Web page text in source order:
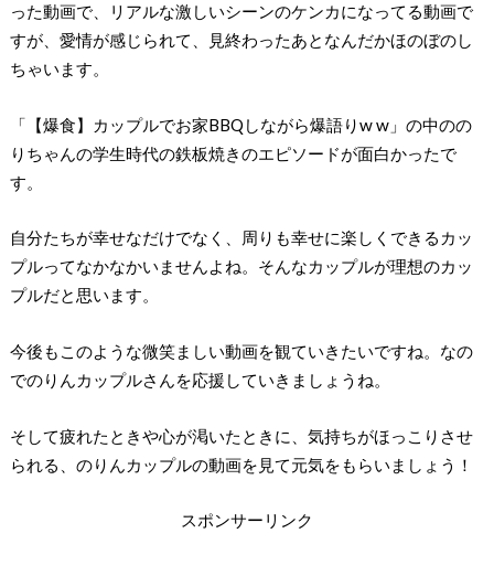
った動画で、リアルな激しいシーンのケンカになってる動画で
すが、愛情が感じられて、見終わったあとなんだかほのぼのし
ちゃいます。
「【爆食】カップルでお家BBQしながら爆語りw w」の中のの
りちゃんの学生時代の鉄板焼きのエピソードが面白かったで
す。
自分たちが幸せなだけでなく、周りも幸せに楽しくできるカッ
プルってなかなかいませんよね。そんなカップルが理想のカッ
プルだと思います。
今後もこのような微笑ましい動画を観ていきたいですね。なの
でのりんカップルさんを応援していきましょうね。
そして疲れたときや心が渇いたときに、気持ちがほっこりさせ
られる、のりんカップルの動画を見て元気をもらいましょう！
スポンサーリンク